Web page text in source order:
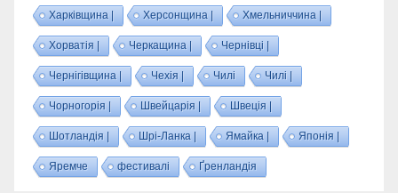
Харківщина | Херсонщина | Хмельниччина |
Хорватія | Черкащина | Чернівці |
Чернігівщина | Чехія | Чилі Чилі |
Чорногорія | Швейцарія | Швеція |
Шотландія | Шрі-Ланка | Ямайка | Японія |
Яремче фестивалі Ґренландія